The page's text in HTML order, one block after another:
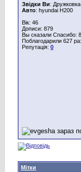
Звідки Ви:
Авто: hyundai H200
Вік: 46
Дописи: 879
Вы сказали Спасибо:
Поблагодарили 627
Репутація: 0
Мітки